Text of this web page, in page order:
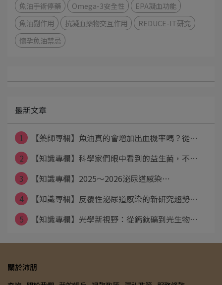
魚油手術停藥
Omega-3安全性
EPA凝血功能
魚油副作用
抗凝血藥物交互作用
REDUCE-IT研究
懷孕魚油禁忌
最新文章
1
【藥師專欄】魚油真的會增加出血機率嗎？從⋯
2
【知識專欄】科學家們眼中看到的益生菌，不⋯
3
【知識專欄】2025～2026泌尿道感染⋯
4
【知識專欄】反覆性泌尿道感染的新研究趨勢⋯
5
【知識專欄】光學新視野：從鈣鈦礦到光生物⋯
關於沛朋